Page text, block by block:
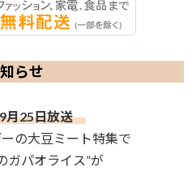
らせ
月25日放送
の大豆ミート特集で
ガパオライス”が